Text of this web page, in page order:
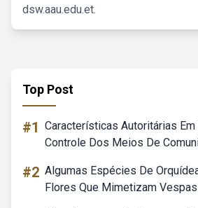
dsw.aau.edu.et.
Top Post
#1 Características Autoritárias Em
Controle Dos Meios De
#2 Algumas Espécies De
Flores Que Mimetizam